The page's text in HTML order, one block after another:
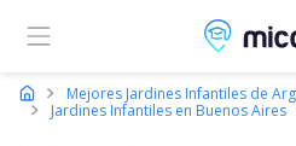
Micole,
Mejores Jardines Infantiles de
Jardines Infantiles en Buenos Aires